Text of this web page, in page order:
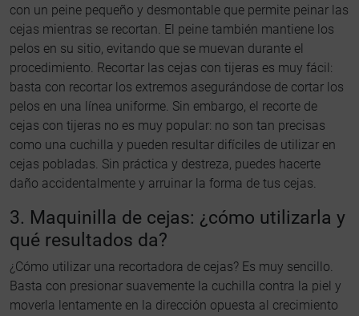
con un peine pequeño y desmontable que permite peinar las
cejas mientras se recortan. El peine también mantiene los
pelos en su sitio, evitando que se muevan durante el
procedimiento. Recortar las cejas con tijeras es muy fácil:
basta con recortar los extremos asegurándose de cortar los
pelos en una línea uniforme. Sin embargo, el recorte de
cejas con tijeras no es muy popular: no son tan precisas
como una cuchilla y pueden resultar difíciles de utilizar en
cejas pobladas. Sin práctica y destreza, puedes hacerte
daño accidentalmente y arruinar la forma de tus cejas.
3. Maquinilla de cejas: ¿cómo utilizarla y
qué resultados da?
¿Cómo utilizar una recortadora de cejas? Es muy sencillo.
Basta con presionar suavemente la cuchilla contra la piel y
moverla lentamente en la dirección opuesta al crecimiento